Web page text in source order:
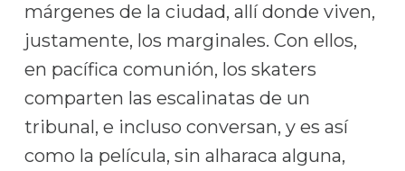
márgenes de la ciudad, allí donde viven,
justamente, los marginales. Con ellos,
en pacífica comunión, los skaters
comparten las escalinatas de un
tribunal, e incluso conversan, y es así
como la película, sin alharaca alguna,